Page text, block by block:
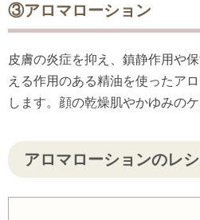
③アロマローション
皮膚の炎症を抑え、鎮静作用や
える作用のある精油を使ったア
します。顔の乾燥肌やかゆみの
アロマローションのレ